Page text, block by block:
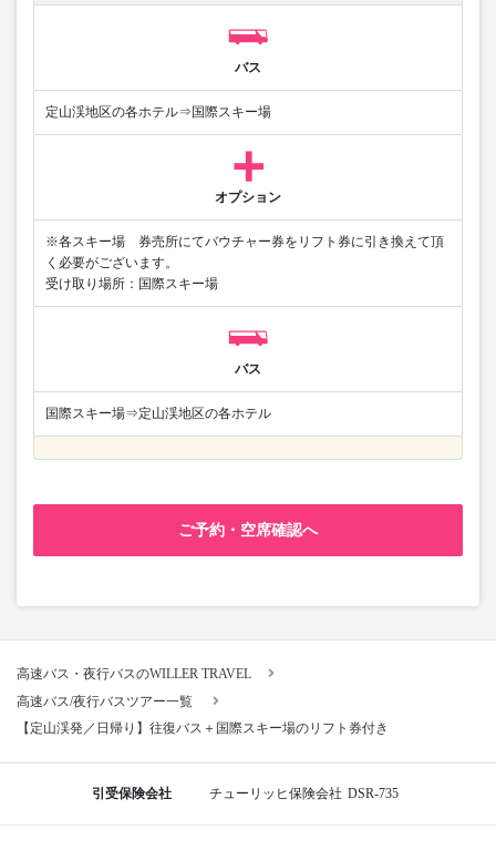
バス
定山渓地区の各ホテル⇒国際スキー場
オプション
※各スキー場 券売所にてバウチャー券をリフト券に引き換えて頂
く必要がございます。
受け取り場所：国際スキー場
バス
国際スキー場⇒定山渓地区の各ホテル
ご予約・空席確認へ
高速バス・夜行バスのWILLER TRAVEL
高速バス/夜行バスツアー一覧
【定山渓発／日帰り】往復バス＋国際スキー場のリフト券付き
引受保険会社 チューリッヒ保険会社 DSR-735